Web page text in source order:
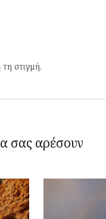
στιγμή.
σας αρέσουν